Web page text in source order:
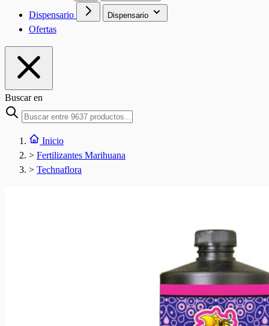
Dispensario Dispensario
Ofertas
Buscar en
Inicio
> Fertilizantes Marihuana
> Technaflora